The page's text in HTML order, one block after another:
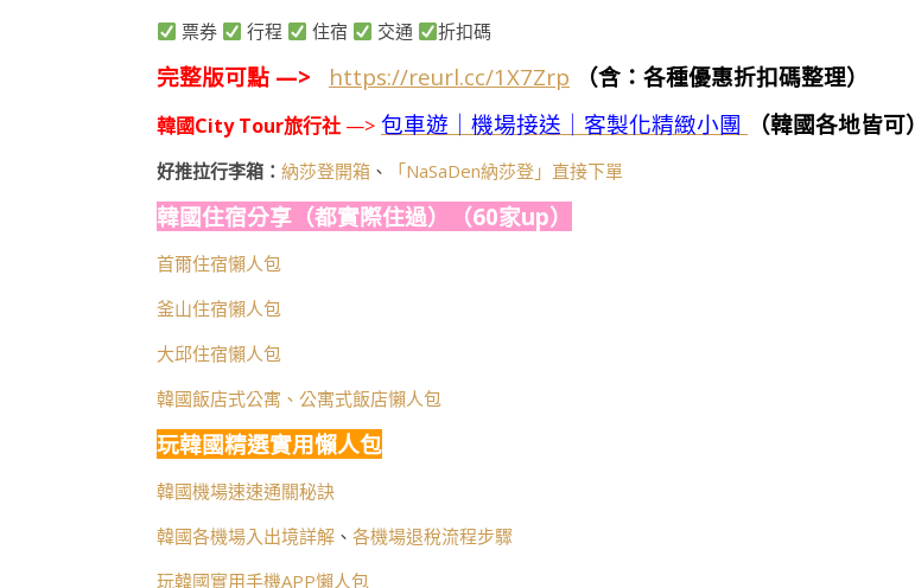
票券
行程 住宿 交通 折扣碼
完整版可點 —> https://reurl.cc/1X7Zrp （含：各種優惠折扣碼整理）
韓國City Tour旅行社 —> 包車遊｜機場接送｜客製化精緻小團 （韓國各地皆可）
好推拉行李箱： 納莎登開箱 、 「NaSaDen納莎登」直接下單
韓國住宿分享（都實際住過）（60家up）
首爾住宿懶人包
釜山住宿懶人包
大邱住宿懶人包
韓國飯店式公寓、公寓式飯店懶人包
玩韓國精選實用懶人包
韓國機場速速通關秘訣
韓國各機場入出境詳解 、 各機場退稅流程步驟
玩韓國實用手機APP懶人包